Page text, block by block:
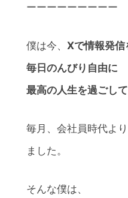
ーーーーーーーーー
僕は今、 Xで情報発信
毎日のんびり自由に
最高の人生を過ごし
毎月、会社員時代よ
ました。
そんな僕は、